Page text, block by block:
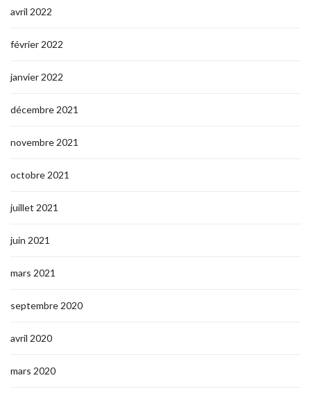
avril 2022
février 2022
janvier 2022
décembre 2021
novembre 2021
octobre 2021
juillet 2021
juin 2021
mars 2021
septembre 2020
avril 2020
mars 2020